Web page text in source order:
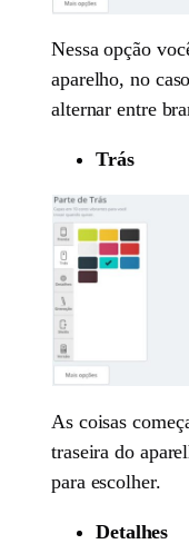
Nessa opção
aparelho, no
alternar entre
Trás
As coisas
traseira do
para escolher.
Detalhes